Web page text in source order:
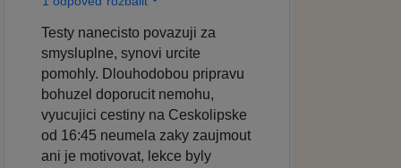
Testy nanecisto povazuji za
smysluplne, synovi urcite
pomohly. Dlouhodobou pripravu
bohuzel doporucit nemohu,
vyucujici cestiny na Ceskolipske
od 16:45 neumela zaky zaujmout
ani je motivovat, lekce byly